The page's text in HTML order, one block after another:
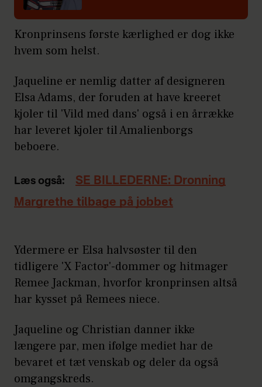
Kronprinsens første kærlighed er dog ikke
hvem som helst.
Jaqueline er nemlig datter af designeren
Elsa Adams, der foruden at have kreeret
kjoler til 'Vild med dans' også i en årrække
har leveret kjoler til Amalienborgs
beboere.
Læs også:
SE BILLEDERNE: Dronning
Margrethe tilbage på jobbet
Ydermere er Elsa halvsøster til den
tidligere 'X Factor'-dommer og hitmager
Remee Jackman, hvorfor kronprinsen altså
har kysset på Remees niece.
Jaqueline og Christian danner ikke
længere par, men ifølge mediet har de
bevaret et tæt venskab og deler da også
omgangskreds.